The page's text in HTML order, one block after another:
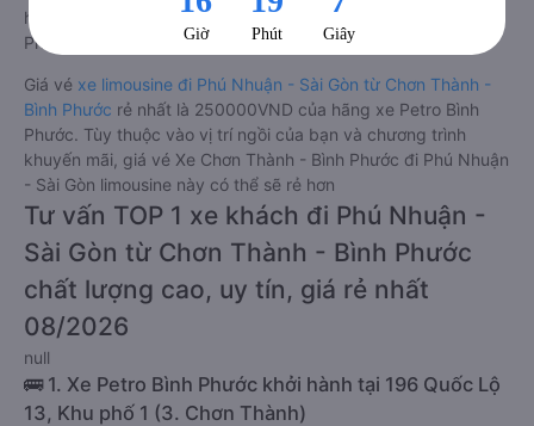
hành khách Xe về Phú Nhuận - Sài Gòn từ Chơn Thành - Bình
Phước.
Giá vé xe limousine đi Phú Nhuận - Sài Gòn từ Chơn Thành -
Bình Phước rẻ nhất là 250000VND của hãng xe Petro Bình
Phước. Tùy thuộc vào vị trí ngồi của bạn và chương trình
khuyến mãi, giá vé Xe Chơn Thành - Bình Phước đi Phú Nhuận
- Sài Gòn limousine này có thể sẽ rẻ hơn
Tư vấn TOP 1 xe khách đi Phú Nhuận -
Sài Gòn từ Chơn Thành - Bình Phước
chất lượng cao, uy tín, giá rẻ nhất
08/2026
null
🚌 1. Xe Petro Bình Phước khởi hành tại 196 Quốc Lộ
13, Khu phố 1 (3. Chơn Thành)